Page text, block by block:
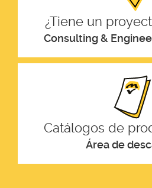
¿Tiene un
Consulting &
Catálogos de
Área de